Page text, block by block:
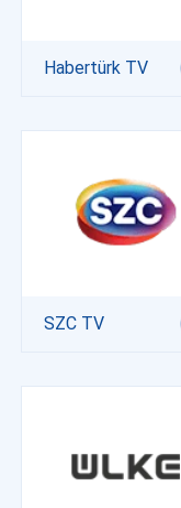
Habertürk TV
SZC TV